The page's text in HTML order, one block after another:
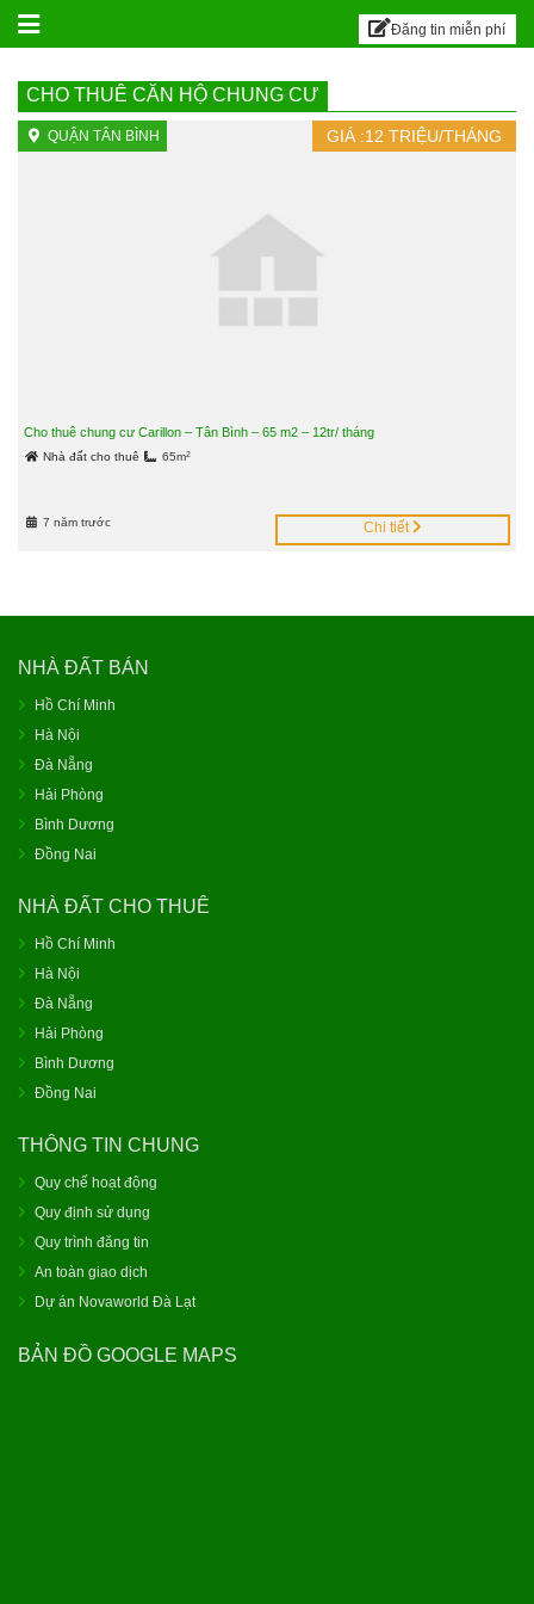
BALILAND – Sàn
Đăng tin miễn phí
CHO THUÊ CĂN HỘ CHUNG CƯ
QUẬN TÂN BÌNH GIÁ :12 TRIỆU/THÁNG
Cho thuê chung cư Carillon – Tân Bình – 65 m2 – 12tr/ tháng
Nhà đất cho thuê 65m2
7 năm trước Chi tiết
NHÀ ĐẤT BÁN
Hồ Chí Minh
Hà Nội
Đà Nẵng
Hải Phòng
Bình Dương
Đồng Nai
NHÀ ĐẤT CHO THUÊ
Hồ Chí Minh
Hà Nội
Đà Nẵng
Hải Phòng
Bình Dương
Đồng Nai
THÔNG TIN CHUNG
Quy chế hoạt động
Quy định sử dụng
Quy trình đăng tin
An toàn giao dịch
Dự án Novaworld Đà Lạt
BẢN ĐỒ GOOGLE MAPS